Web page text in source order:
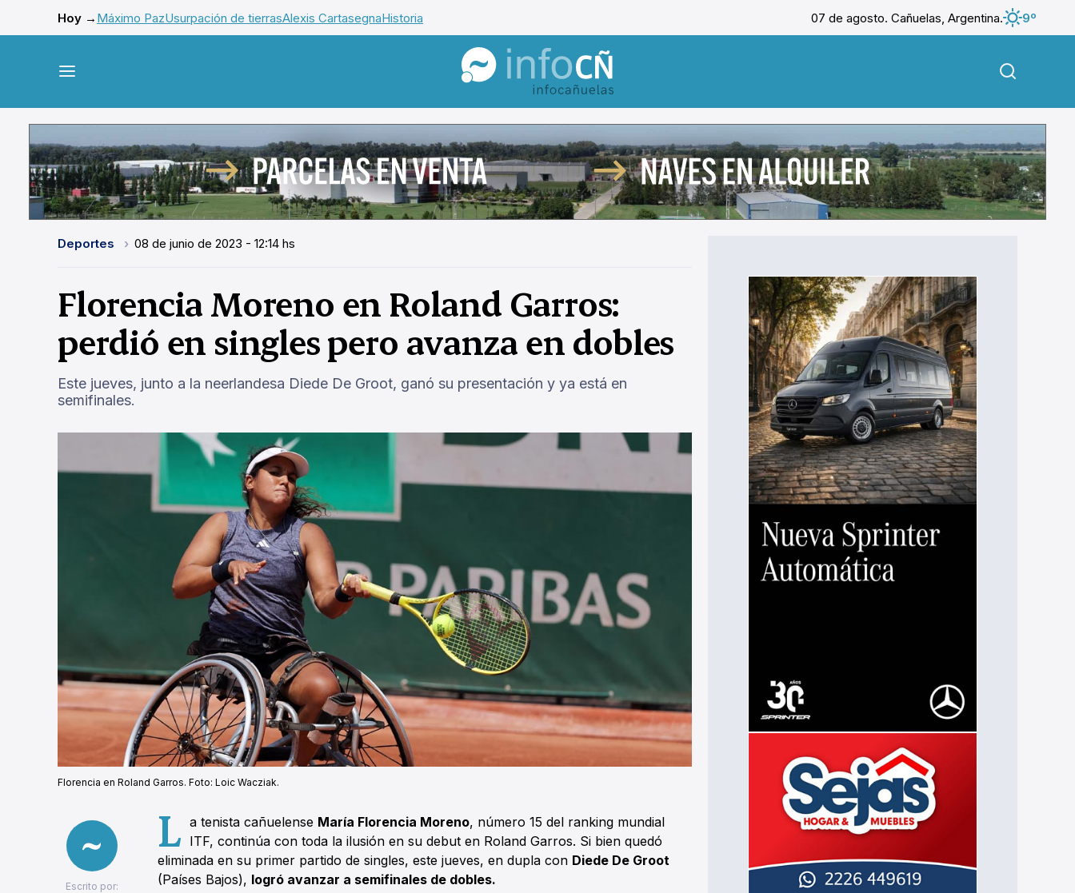
Hoy → Máximo PazUsurpación de tierrasAlexis CartasegnaHistoria 07 de agosto. Cañuelas, Argentina.
9º
InfoCañuelas
Deportes 08 de junio de 2023 - 12:14 hs
Florencia Moreno en Roland Garros:
perdió en singles pero avanza en dobles
Este jueves, junto a la neerlandesa Diede De Groot, ganó su presentación y ya está en
semifinales.
Florencia en Roland Garros. Foto: Loic Wacziak.
Escrito por:
L a tenista cañuelense María Florencia Moreno, número 15 del ranking mundial
ITF, continúa con toda la ilusión en su debut en Roland Garros. Si bien quedó
eliminada en su primer partido de singles, este jueves, en dupla con Diede De Groot
(Países Bajos), logró avanzar a semifinales de dobles.